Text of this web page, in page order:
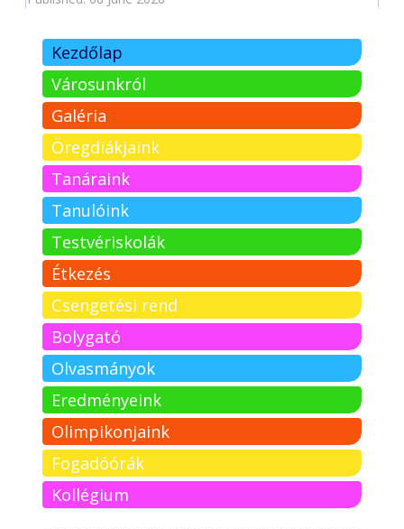
Kezdőlap
Városunkról
Galéria
Öregdiákjaink
Tanáraink
Tanulóink
Testvériskolák
Étkezés
Csengetési rend
Bolygató
Olvasmányok
Eredményeink
Olimpikonjaink
Fogadóórák
Kollégium